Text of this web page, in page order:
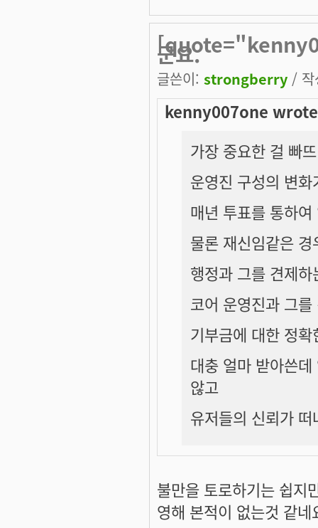
군요.
글쓴이: strongberry /
kenny007one
가장 중요한 걸 빠
운영진 구성의 변
매년 투표를 통하
물론 재신임같은
행정과 그를 견제
코어 운영진과 그
기부금에 대한 정
대충 얼마 받아쓴
않고
유저들의 신뢰가
불만을 토로하기는 쉽
영해 본적이 없는것 같네